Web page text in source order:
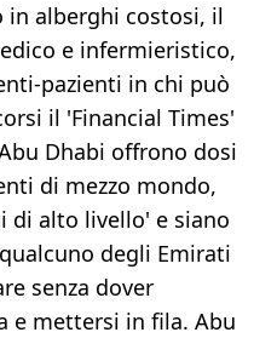
in alberghi costosi, il
e infermieristico,
pazienti in chi può
il 'Financial Times'
Dhabi offrono dosi
di mezzo mondo,
di alto livello' e siano
degli Emirati
senza dover
e mettersi in fila. Abu